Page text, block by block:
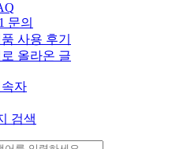
문의
사용 후기
올라온 글
자
검색